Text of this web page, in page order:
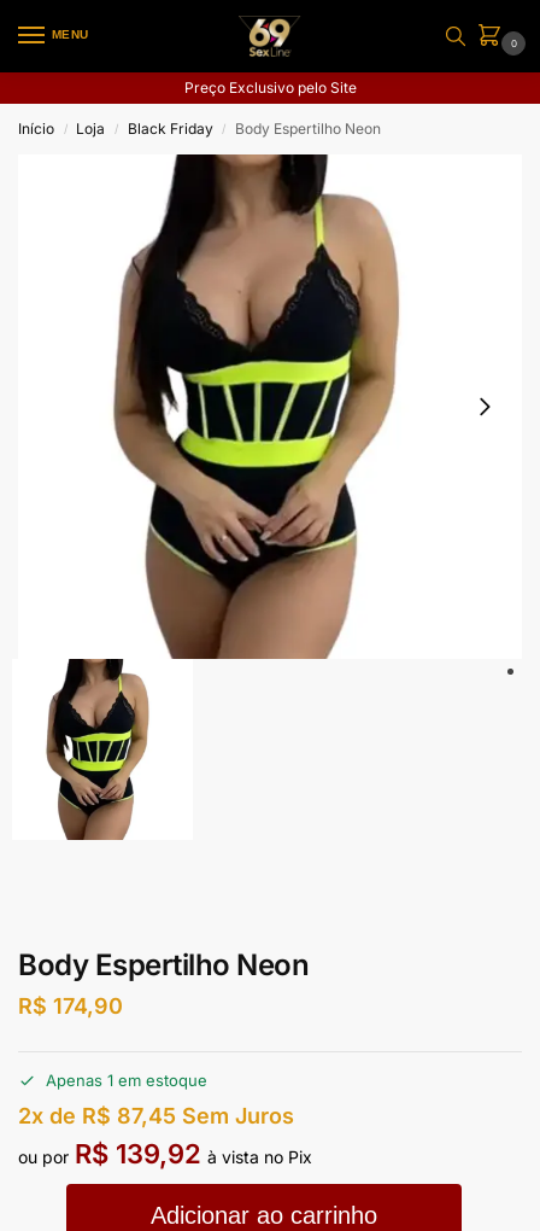
MENU
0
Preço Exclusivo pelo Site
Início / Loja / Black Friday / Body Espertilho Neon
Body Espertilho Neon
R$ 174,90
Apenas 1 em estoque
2x de R$ 87,45 Sem Juros
ou por R$ 139,92 à vista no Pix
Adicionar ao carrinho